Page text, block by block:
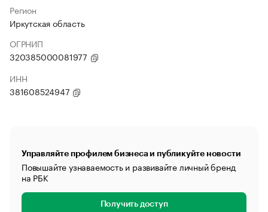
Регион
Иркутская область
ОГРНИП
320385000081977
ИНН
381608524947
Управляйте профилем бизнеса и публикуйте новости
Повышайте узнаваемость и развивайте личный бренд
на РБК
Получить доступ